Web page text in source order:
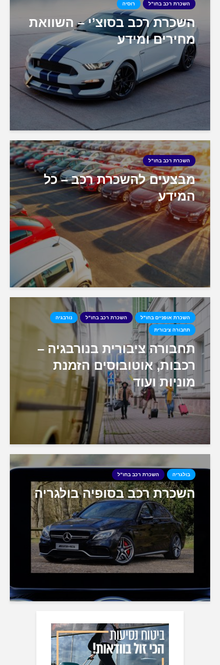
השכרת רכב בחו"ל רוסיה
השכרת רכב בסוצ’י – השוואת
מחירים ומידע
השכרת רכב בחו"ל
מבצעים להשכרת רכב – כל
המידע
השכרת אופניים בחו"ל השכרת רכב בחו"ל נורבגיה
תחבורה ציבורית
תחבורה ציבורית בנורבגיה –
רכבות, אוטובוסים הזמנת
מוניות ועוד
בולגריה השכרת רכב בחו"ל
השכרת רכב בסופיה בולגריה